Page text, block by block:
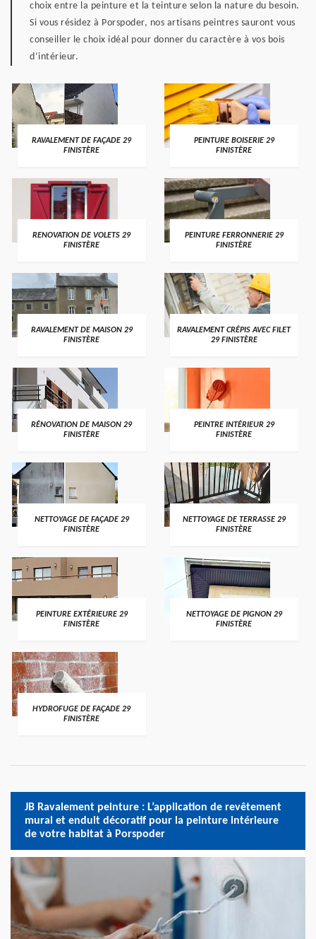
choix entre la peinture et la teinture selon la nature du besoin.
Si vous résidez à Porspoder, nos artisans peintres sauront vous
conseiller le choix idéal pour donner du caractère à vos bois
d’intérieur.
RAVALEMENT DE FAÇADE 29
FINISTÈRE
PEINTURE BOISERIE 29
FINISTÈRE
RENOVATION DE VOLETS 29
FINISTÈRE
PEINTURE FERRONNERIE 29
FINISTÈRE
RAVALEMENT DE MAISON 29
FINISTÈRE
RAVALEMENT CRÉPIS AVEC FILET
29 FINISTÈRE
RÉNOVATION DE MAISON 29
FINISTÈRE
PEINTRE INTÉRIEUR 29
FINISTÈRE
NETTOYAGE DE FAÇADE 29
FINISTÈRE
NETTOYAGE DE TERRASSE 29
FINISTÈRE
PEINTURE EXTÉRIEURE 29
FINISTÈRE
NETTOYAGE DE PIGNON 29
FINISTÈRE
HYDROFUGE DE FAÇADE 29
FINISTÈRE
JB Ravalement peinture : L’application de revêtement
mural et enduit décoratif pour la peinture intérieure
de votre habitat à Porspoder